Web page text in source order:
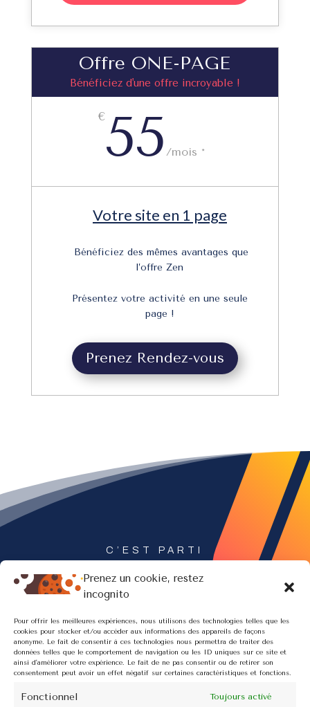
Prenez un cookie, restez
incognito
Pour offrir les meilleures expériences, nous utilisons des technologies telles que les
cookies pour stocker et/ou accéder aux informations des appareils de façons
anonyme. Le fait de consentir à ces technologies nous permettra de traiter des
données telles que le comportement de navigation ou les ID uniques sur ce site et
ainsi d'améliorer votre expérience. Le fait de ne pas consentir ou de retirer son
consentement peut avoir un effet négatif sur certaines caractéristiques et fonctions.
Fonctionnel Toujours activé
Offre ONE-PAGE
Bénéficiez d'une offre incroyable !
€55 /mois *
Votre site en 1 page
Bénéficiez des mêmes avantages que
l’offre Zen
Présentez votre activité en une seule
page !
Prenez Rendez-vous
C’EST PARTI
Ensemble valorisons
votre expertise
Prendre RDV